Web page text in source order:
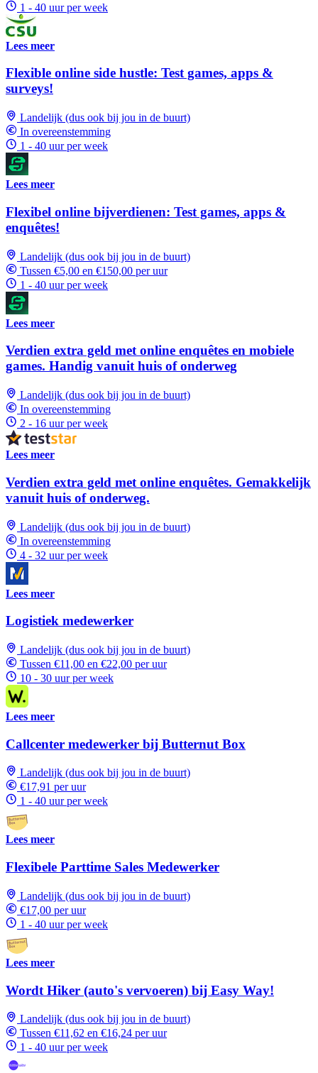
1 - 40 uur per week
Lees meer
Flexible online side hustle: Test games, apps &
surveys!
Landelijk (dus ook bij jou in de buurt)
In overeenstemming
1 - 40 uur per week
Lees meer
Flexibel online bijverdienen: Test games, apps &
enquêtes!
Landelijk (dus ook bij jou in de buurt)
Tussen €5,00 en €150,00 per uur
1 - 40 uur per week
Lees meer
Verdien extra geld met online enquêtes en mobiele
games. Handig vanuit huis of onderweg
Landelijk (dus ook bij jou in de buurt)
In overeenstemming
2 - 16 uur per week
Lees meer
Verdien extra geld met online enquêtes. Gemakkelijk
vanuit huis of onderweg.
Landelijk (dus ook bij jou in de buurt)
In overeenstemming
4 - 32 uur per week
Lees meer
Logistiek medewerker
Landelijk (dus ook bij jou in de buurt)
Tussen €11,00 en €22,00 per uur
10 - 30 uur per week
Lees meer
Callcenter medewerker bij Butternut Box
Landelijk (dus ook bij jou in de buurt)
€17,91 per uur
1 - 40 uur per week
Lees meer
Flexibele Parttime Sales Medewerker
Landelijk (dus ook bij jou in de buurt)
€17,00 per uur
1 - 40 uur per week
Lees meer
Wordt Hiker (auto's vervoeren) bij Easy Way!
Landelijk (dus ook bij jou in de buurt)
Tussen €11,62 en €16,24 per uur
1 - 40 uur per week